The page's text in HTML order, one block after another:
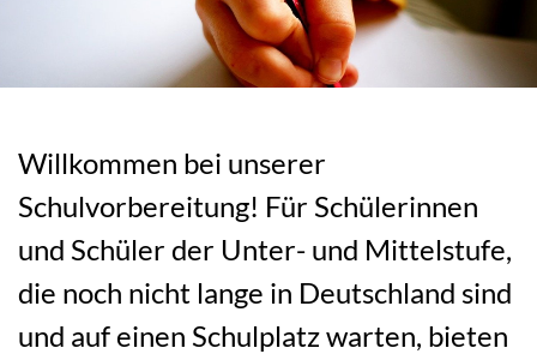
Willkommen bei unserer
Schulvorbereitung! Für Schülerinnen
und Schüler der Unter- und Mittelstufe,
die noch nicht lange in Deutschland sind
und auf einen Schulplatz warten, bieten